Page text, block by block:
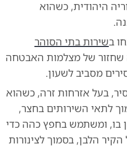
היהודית, כשהוא
בשירות בתי הסוהר
של מצלמות האבטחה
מסביב לשעון.
בעל אזרחות זרה, כשהוא
לתאי השירותים בחצר,
בו, ומשתמש בחפץ כהה כדי
הלבן, בסמוך לצינורות